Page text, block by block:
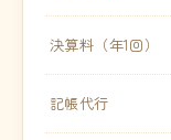
決算料（年1回）
記帳代行